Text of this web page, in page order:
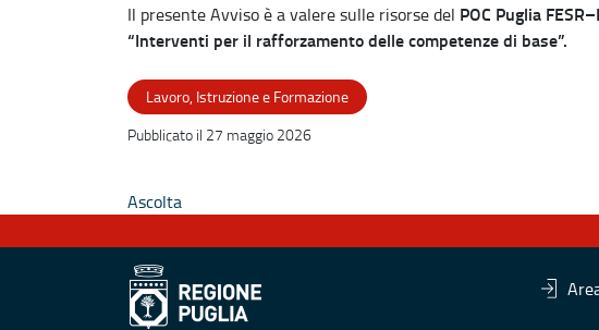
Il presente Avviso è a valere sulle risorse del POC Puglia
“Interventi per il rafforzamento delle competenze di base”.
Lavoro, Istruzione e Formazione
Pubblicato il 27 maggio 2026
Ascolta